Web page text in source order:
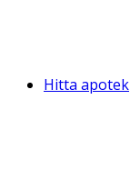
Hitta apotek